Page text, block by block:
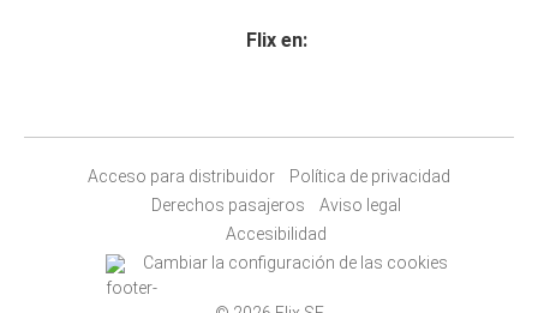
Flix en:
Acceso para distribuidor
Política de privacidad
Derechos pasajeros
Aviso legal
Accesibilidad
Cambiar la configuración de las cookies